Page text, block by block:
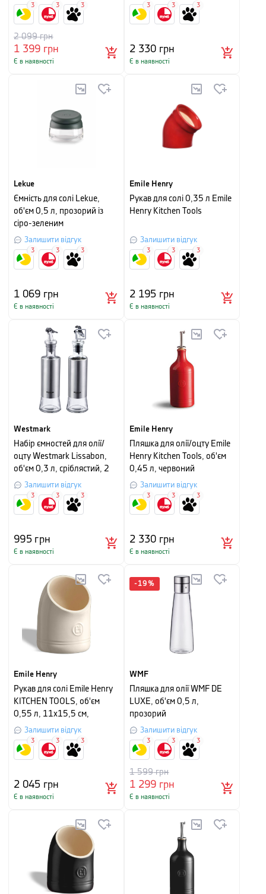
1 399 грн
2 099грн
Є в наявності
3 3 3
2 330 грн
Є в наявності
3 3 3
Lekue
Ємність для солі Lekue,
об'єм 0,5 л, прозорий із
сіро-зеленим
Залишити відгук
1 069 грн
Є в наявності
3 3 3
Emile Henry
Рукав для солі 0,35 л Emile
Henry Kitchen Tools
Залишити відгук
2 195 грн
Є в наявності
3 3 3
Westmark
Набір ємностей для олії/
оцту Westmark Lissabon,
об'єм 0,3 л, сріблястий, 2
шт. Залишити відгук
995грн
Є в наявності
3 3 3
Emile Henry
Пляшка для олії/оцту Emile
Henry Kitchen Tools, об'єм
0,45 л, червоний
Залишити відгук
2 330 грн
Є в наявності
3 3 3
Emile Henry
Рукав для солі Emile Henry
KITCHEN TOOLS, об'єм
0,55 л, 11х15,5 см,
кремовий
Залишити відгук
2 045 грн
Є в наявності
3 3 3
-19 %
WMF
Пляшка для олії WMF DE
LUXE, об'єм 0,5 л,
прозорий
Залишити відгук
1 299 грн
1 599грн
Є в наявності
3 3 3